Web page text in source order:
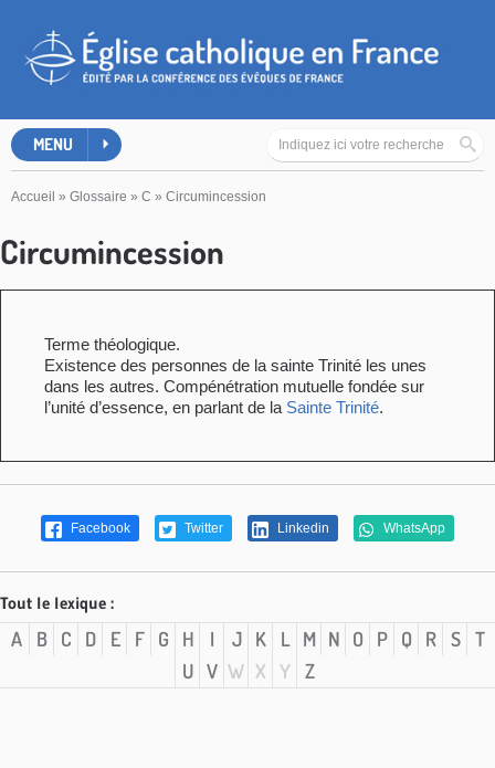
MENU
Accueil » Glossaire » C » Circumincession
Circumincession
Terme théologique.
Existence des personnes de la sainte Trinité les unes
dans les autres. Compénétration mutuelle fondée sur
l’unité d’essence, en parlant de la Sainte Trinité.
Facebook Twitter Linkedin WhatsApp
Tout le lexique :
A B C D E F G H I J K L M N O P Q R S
T
U V W X Y Z